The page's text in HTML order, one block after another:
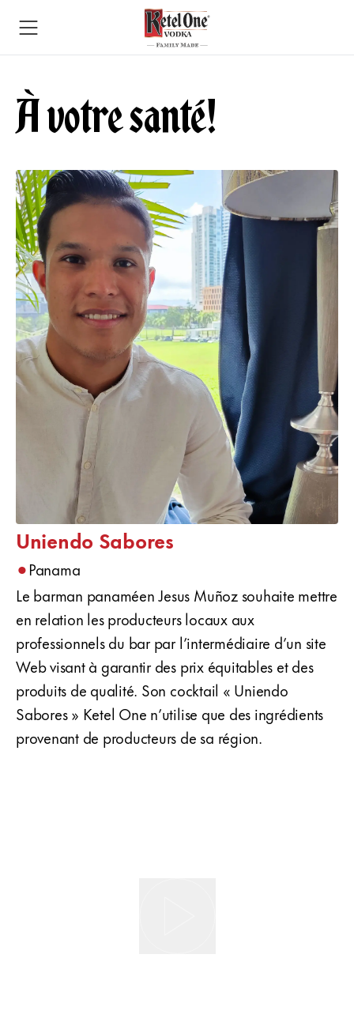
À votre santé!
Uniendo Sabores
•Panama
Le barman panaméen Jesus Muñoz souhaite mettre
en relation les producteurs locaux aux
professionnels du bar par l’intermédiaire d’un site
Web visant à garantir des prix équitables et des
produits de qualité. Son cocktail « Uniendo
Sabores » Ketel One n’utilise que des ingrédients
provenant de producteurs de sa région.